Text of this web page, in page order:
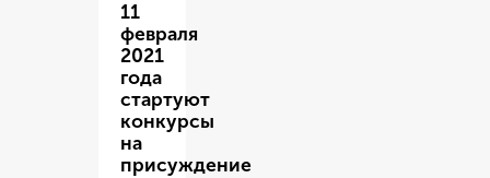
11
февраля
2021
года
стартуют
конкурсы
на
присуждение